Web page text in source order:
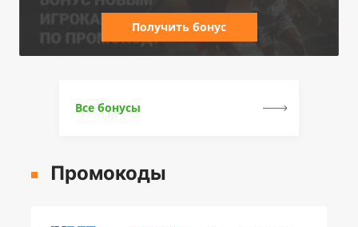
Получить бонус
Все бонусы
Промокоды